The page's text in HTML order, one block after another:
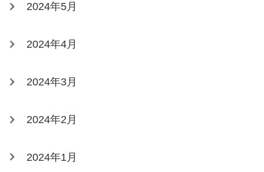
2024年5月
2024年4月
2024年3月
2024年2月
2024年1月